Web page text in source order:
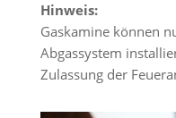
Hinweis:
Gaskamine können
Abgassystem
Zulassung der